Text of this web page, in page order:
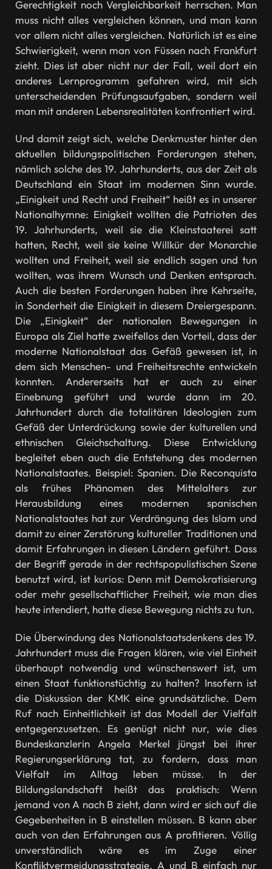
Gerechtigkeit noch Vergleichbarkeit herrschen. Man
muss nicht alles vergleichen können, und man kann
vor allem nicht alles vergleichen. Natürlich ist es eine
Schwierigkeit, wenn man von Füssen nach Frankfurt
zieht. Dies ist aber nicht nur der Fall, weil dort ein
anderes Lernprogramm gefahren wird, mit sich
unterscheidenden Prüfungsaufgaben, sondern weil
man mit anderen Lebensrealitäten konfrontiert wird.
Und damit zeigt sich, welche Denkmuster hinter den
aktuellen bildungspolitischen Forderungen stehen,
nämlich solche des 19. Jahrhunderts, aus der Zeit als
Deutschland ein Staat im modernen Sinn wurde.
„Einigkeit und Recht und Freiheit“ heißt es in unserer
Nationalhymne: Einigkeit wollten die Patrioten des
19. Jahrhunderts, weil sie die Kleinstaaterei satt
hatten, Recht, weil sie keine Willkür der Monarchie
wollten und Freiheit, weil sie endlich sagen und tun
wollten, was ihrem Wunsch und Denken entsprach.
Auch die besten Forderungen haben ihre Kehrseite,
in Sonderheit die Einigkeit in diesem Dreiergespann.
Die „Einigkeit“ der nationalen Bewegungen in
Europa als Ziel hatte zweifellos den Vorteil, dass der
moderne Nationalstaat das Gefäß gewesen ist, in
dem sich Menschen- und Freiheitsrechte entwickeln
konnten. Andererseits hat er auch zu einer
Einebnung geführt und wurde dann im 20.
Jahrhundert durch die totalitären Ideologien zum
Gefäß der Unterdrückung sowie der kulturellen und
ethnischen Gleichschaltung. Diese Entwicklung
begleitet eben auch die Entstehung des modernen
Nationalstaates. Beispiel: Spanien. Die Reconquista
als frühes Phänomen des Mittelalters zur
Herausbildung eines modernen spanischen
Nationalstaates hat zur Verdrängung des Islam und
damit zu einer Zerstörung kultureller Traditionen und
damit Erfahrungen in diesen Ländern geführt. Dass
der Begriff gerade in der rechtspopulistischen Szene
benutzt wird, ist kurios: Denn mit Demokratisierung
oder mehr gesellschaftlicher Freiheit, wie man dies
heute intendiert, hatte diese Bewegung nichts zu tun.
Die Überwindung des Nationalstaatsdenkens des 19.
Jahrhundert muss die Fragen klären, wie viel Einheit
überhaupt notwendig und wünschenswert ist, um
einen Staat funktionstüchtig zu halten? Insofern ist
die Diskussion der KMK eine grundsätzliche. Dem
Ruf nach Einheitlichkeit ist das Modell der Vielfalt
entgegenzusetzen. Es genügt nicht nur, wie dies
Bundeskanzlerin Angela Merkel jüngst bei ihrer
Regierungserklärung tat, zu fordern, dass man
Vielfalt im Alltag leben müsse. In der
Bildungslandschaft heißt das praktisch: Wenn
jemand von A nach B zieht, dann wird er sich auf die
Gegebenheiten in B einstellen müssen. B kann aber
auch von den Erfahrungen aus A profitieren. Völlig
unverständlich wäre es im Zuge einer
Konfliktvermeidungsstrategie, A und B einfach nur